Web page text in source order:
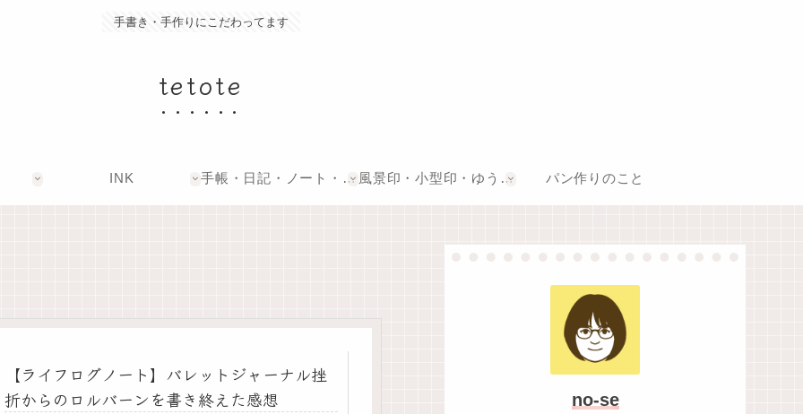
手書き・手作りにこだわってます
tetote
INK 手帳・日記・ノート・文具 風景印・小型印・ゆうちょスタンプ巡り パン作りのこと
【ライフログノート】バレットジャーナル挫
折からのロルバーンを書き終えた感想
no-se